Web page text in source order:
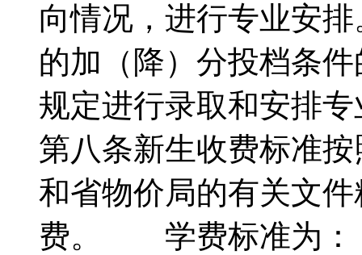
向情况，进行专业安
的加（降）分投档条
规定进行录取和安
第八条新生收费标准
和省物价局的有关文
费。 学费标准为：